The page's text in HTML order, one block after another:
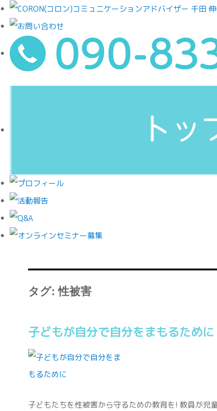
タグ:性被害
子どもが自分で自分をまもるために
子どもたちを性被害から守るための教育を! 教員が児